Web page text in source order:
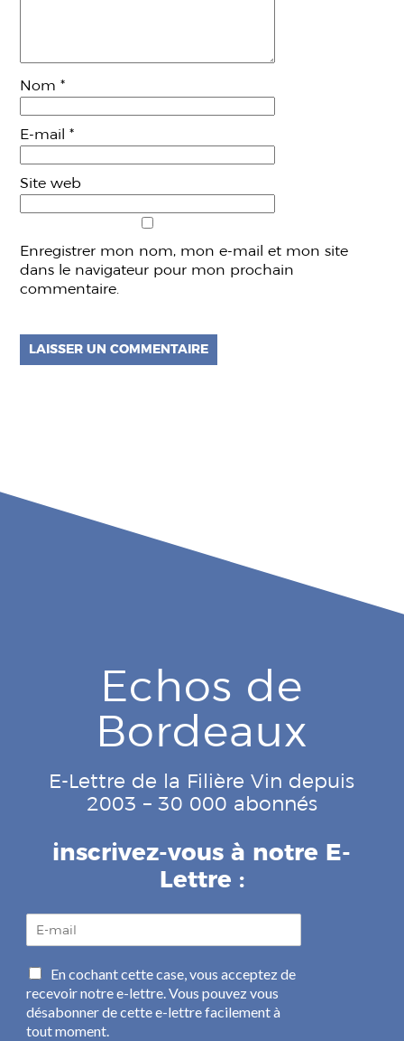
Nom*
E-mail*
Site web
Enregistrer mon nom, mon e-mail et mon site
dans le navigateur pour mon prochain
commentaire.
Echos de
Bordeaux
E-Lettre de la Filière Vin depuis
2003 – 30 000 abonnés
inscrivez-vous à notre E-
Lettre :
a
i
l
*
C
a
s
e
En cochant cette case, vous acceptez de
recevoir notre e-lettre. Vous pouvez vous
désabonner de cette e-lettre facilement à
tout moment.